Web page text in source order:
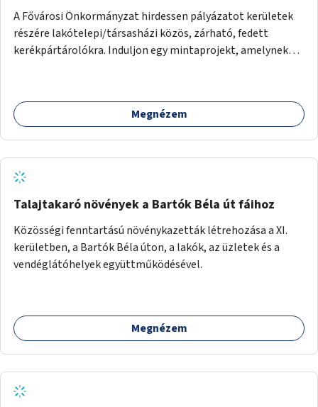
A Fővárosi Önkormányzat hirdessen pályázatot kerületek
részére lakótelepi/társasházi közös, zárható, fedett
kerékpártárolókra. Induljon egy mintaprojekt, amelynek
Megnézem
Talajtakaró növények a Bartók Béla út fáihoz
Közösségi fenntartású növénykazetták létrehozása a XI.
kerületben, a Bartók Béla úton, a lakók, az üzletek és a
vendéglátóhelyek együttműködésével.
Megnézem